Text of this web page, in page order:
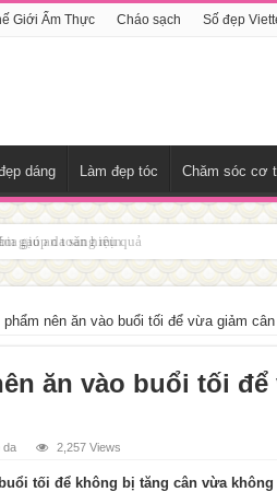
Giới Ẩm Thực Cháo sạch Số đẹp
dáng Làm đẹp tóc Chăm sóc cơ
giúp da sáng mịn
nên ăn vào buổi tối để vừa giảm
ăn vào buổi tối
da 2,257 Views
tối để không bị tăng cân vừa